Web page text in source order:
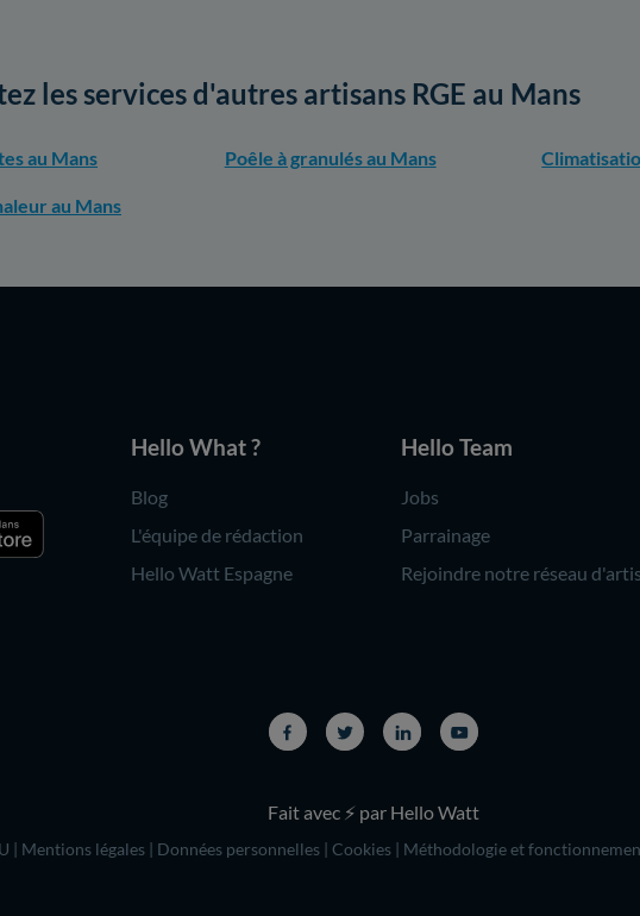
les services d'autres artisans RGE au Mans
au Mans Poêle à granulés au Mans
au Mans
Hello What ?
Blog
L'équipe de rédaction
Hello Watt Espagne
Hello Team
Jobs
Parrainage
Rejoindre notre réseau
Fait avec ⚡ par Hello Watt
| Mentions légales | Données personnelles | Cookies | Méthodologie et